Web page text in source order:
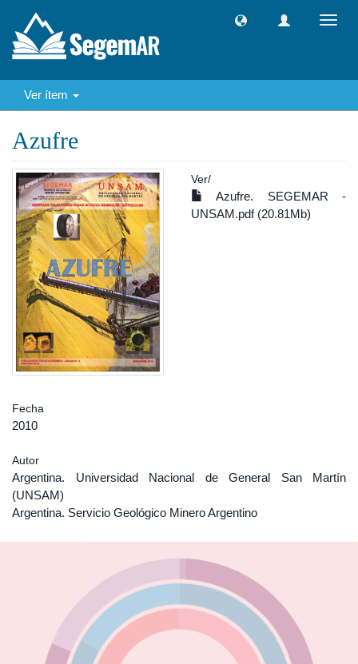
Ver ítem
Azufre
Ver/
Azufre. SEGEMAR -
UNSAM.pdf (20.81Mb)
Fecha
2010
Autor
Argentina. Universidad Nacional de General San Martín
(UNSAM)
Argentina. Servicio Geológico Minero Argentino